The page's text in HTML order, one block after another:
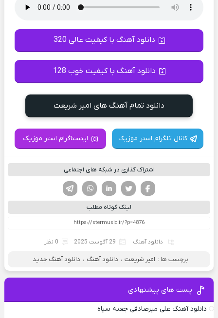
دانلود آهنگ با کیفیت عالی 320
دانلود آهنگ با کیفیت خوب 128
دانلود تمام آهنگ های امیر شریعت
کانال تلگرام استر موزیک اینستاگرام استر موزیک
اشتراک گذاری در شبکه های اجتماعی
لینکدین تویتر
فیسوک
لینک کوتاه مطلب
دانلود آهنگ 29 آگوست 2025 0 نظر
برچسب ها : امیر شریعت ، دانلود آهنگ ، دانلود آهنگ جدید
پست های پیشنهادی
دانلود آهنگ علی میرصادقی جعبه سیاه